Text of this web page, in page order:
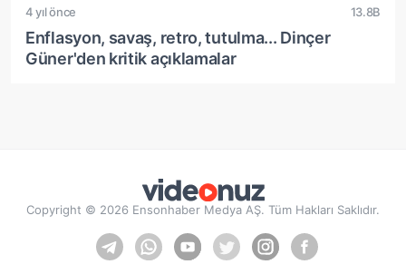
4 yıl önce 13.8B
Enflasyon, savaş, retro, tutulma... Dinçer
Güner'den kritik açıklamalar
Copyright © 2026 Ensonhaber Medya AŞ. Tüm Hakları Saklıdır.